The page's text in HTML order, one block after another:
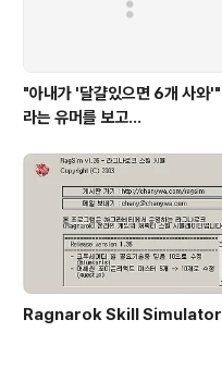
"아내가 '달걀있으면 6개 사와'"
라는 유머를 보고...
Ragnarok Skill Simulator